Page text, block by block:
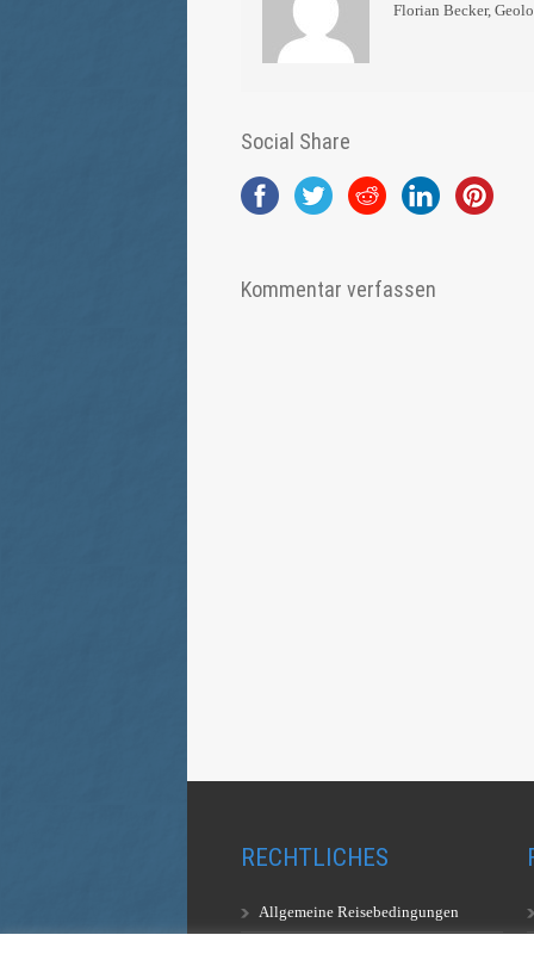
Florian Becker,
Social Share
Kommentar verfassen
RECHTLICHES
Allgemeine Reisebedingungen